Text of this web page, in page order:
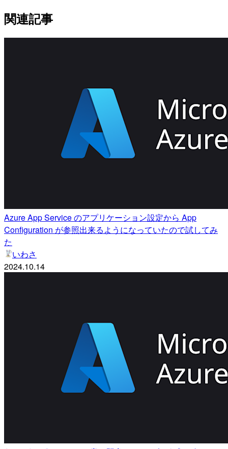
関連記事
Azure App Service のアプリケーション設定から App
Configuration が参照出来るようになっていたので試してみ
た
いわさ
2024.10.14